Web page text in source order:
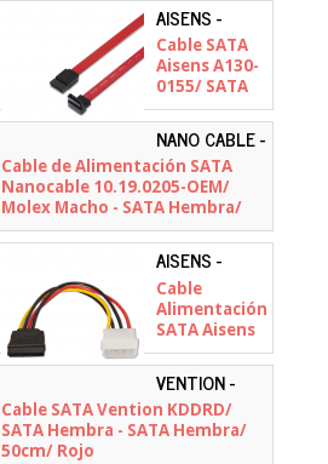
AISENS -
A130-0155
Cable SATA
Aisens A130-
0155/ SATA
Hembra -
SATA
Hembra/
Hasta 0.1W/
768Mbps/
50cm/ Rojo
NANO CABLE -
10.19.0205-
OEM
Cable de Alimentación SATA
Nanocable 10.19.0205-OEM/
Molex Macho - SATA Hembra/
16cm
AISENS -
A131-0158
Cable
Alimentación
SATA Aisens
A131-0158/
Molex 4 PIN
Macho - SATA
Hembra/
Hasta 54W/
VENTION -
KDDRD
Cable SATA Vention KDDRD/
SATA Hembra - SATA Hembra/
50cm/ Rojo